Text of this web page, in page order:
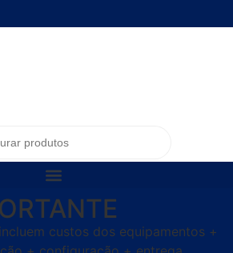
custos dos equipamentos +